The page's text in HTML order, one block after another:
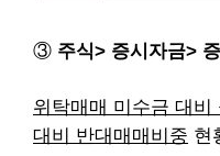
③ 주식> 증시자금>
위탁매매 미수금 대비
대비 반대매매비중 현